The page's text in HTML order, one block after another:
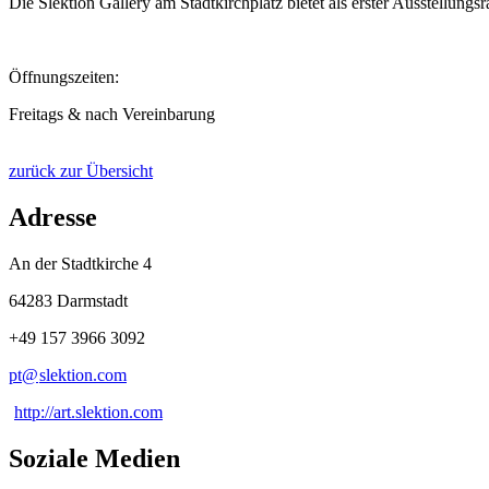
Öffnungszeiten:
Freitags & nach Vereinbarung
zurück zur Übersicht
Adresse
An der Stadtkirche 4
64283 Darmstadt
+49 157 3966 3092
pt@slektion.com
http://art.slektion.com
Soziale Medien